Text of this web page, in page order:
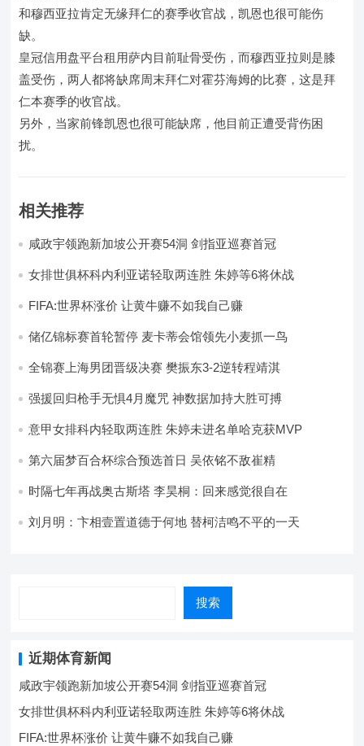
和穆西亚拉肯定无缘拜仁的赛季收官战，凯恩也很可能伤
缺。
皇冠信用盘平台租用萨内目前耻骨受伤，而穆西亚拉则是膝
盖受伤，两人都将缺席周末拜仁对霍芬海姆的比赛，这是拜
仁本赛季的收官战。
另外，当家前锋凯恩也很可能缺席，他目前正遭受背伤困
扰。
相关推荐
咸政宇领跑新加坡公开赛54洞 剑指亚巡赛首冠
女排世俱杯科内利亚诺轻取两连胜 朱婷等6将休战
FIFA:世界杯涨价 让黄牛赚不如我自己赚
储亿锦标赛首轮暂停 麦卡蒂会馆领先小麦抓一鸟
全锦赛上海男团晋级决赛 樊振东3-2逆转程靖淇
强援回归枪手无惧4月魔咒 神数据加持大胜可搏
意甲女排科内轻取两连胜 朱婷未进名单哈克获MVP
第六届梦百合杯综合预选首日 吴依铭不敌崔精
时隔七年再战奥古斯塔 李昊桐：回来感觉很自在
刘月明：卞相壹置道德于何地 替柯洁鸣不平的一天
搜索
近期体育新闻
咸政宇领跑新加坡公开赛54洞 剑指亚巡赛首冠
女排世俱杯科内利亚诺轻取两连胜 朱婷等6将休战
FIFA:世界杯涨价 让黄牛赚不如我自己赚